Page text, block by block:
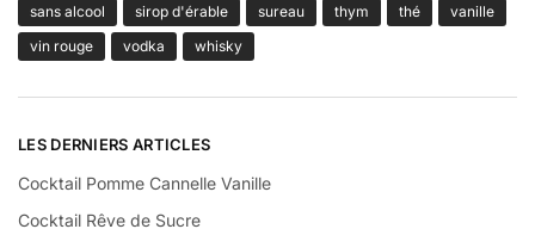
sans alcool
sirop d'érable sureau thym thé
vanille
vin rouge
vodka whisky
LES DERNIERS ARTICLES
Cocktail Pomme Cannelle Vanille
Cocktail Rêve de Sucre